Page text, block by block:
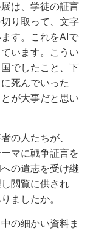
は、学徒の証言
り取って、文字
す。これをAIで
います。こうい
でしたこと、下
死んでいった
が大事だと思い
の人たちが、
マに戦争証言を
の遺志を受け継
閲覧に供され
ましたか。
の細かい資料ま